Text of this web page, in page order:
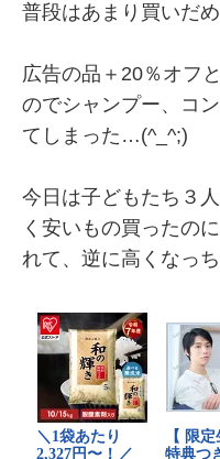
普段はあまり買いだめ
広告の品＋20％オフ
のでシャンプー、コ
てしまった…(^_^;)
今日は子どもたち３
く安いもの買ったの
れて、逆に高くなっ